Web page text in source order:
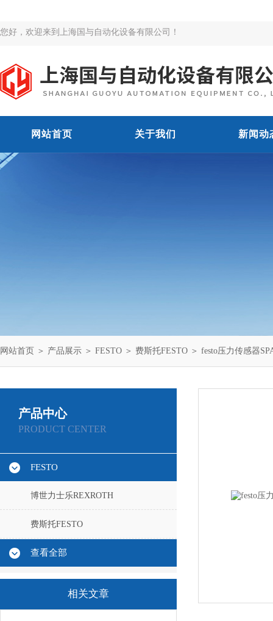
您好，欢迎来到上海国与自动化设备有限公司！
网站首页 关于我们 新闻动
网站首页 ＞ 产品展示 ＞ FESTO ＞ 费斯托FESTO ＞ festo压力传感器
产品中心
PRODUCT CENTER
FESTO
博世力士乐REXROTH
费斯托FESTO
查看全部
相关文章